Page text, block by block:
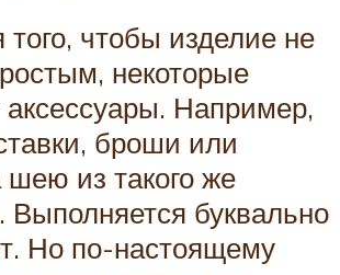
того, чтобы изделие не
некоторые
Например,
броши или
из такого же
Выполняется буквально
Но по-настоящему